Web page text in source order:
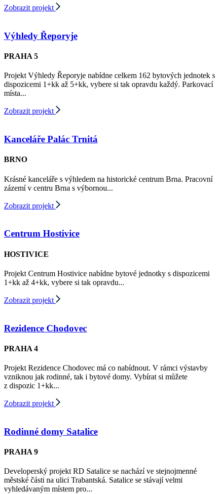
Zobrazit projekt
Výhledy Řeporyje
PRAHA 5
Projekt Výhledy Řeporyje nabídne celkem 162 bytových jednotek s
dispozicemi 1+kk až 5+kk, vybere si tak opravdu každý. Parkovací
místa...
Zobrazit projekt
Kanceláře Palác Trnitá
BRNO
Krásné kanceláře s výhledem na historické centrum Brna. Pracovní
zázemí v centru Brna s výbornou...
Zobrazit projekt
Centrum Hostivice
HOSTIVICE
Projekt Centrum Hostivice nabídne bytové jednotky s dispozicemi
1+kk až 4+kk, vybere si tak opravdu...
Zobrazit projekt
Rezidence Chodovec
PRAHA 4
Projekt Rezidence Chodovec má co nabídnout. V rámci výstavby
vzniknou jak rodinné, tak i bytové domy. Vybírat si můžete
z dispozic 1+kk...
Zobrazit projekt
Rodinné domy Satalice
PRAHA 9
Developerský projekt RD Satalice se nachází ve stejnojmenné
městské části na ulici Trabantská. Satalice se stávají velmi
vyhledávaným místem pro...